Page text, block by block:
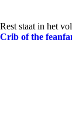
Rest staat in het
Crib of the